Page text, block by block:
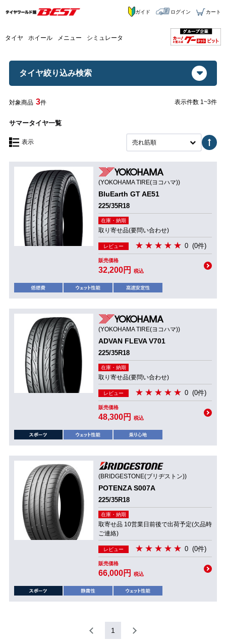
タイヤ ホイール メニュー シミュレータ
ガイド ログイン カート
タイヤ絞り込み検索
対象商品 3件 表示件数 1~3件
サマータイヤ一覧
表示 売れ筋順
(YOKOHAMA TIRE(ヨコハマ))
BluEarth GT AE51
225/35R18
在庫・納期
取り寄せ品(要問い合わせ)
レビュー 0 (0件)
販売価格
32,200円 税込
(YOKOHAMA TIRE(ヨコハマ))
ADVAN FLEVA V701
225/35R18
在庫・納期
取り寄せ品(要問い合わせ)
レビュー 0 (0件)
販売価格
48,300円 税込
(BRIDGESTONE(ブリヂストン))
POTENZA S007A
225/35R18
在庫・納期
取寄せ品 10営業日前後で出荷予定(欠品時
ご連絡)
レビュー 0 (0件)
販売価格
66,000円 税込
1